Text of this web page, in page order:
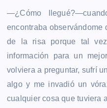
—¿Cómo
encontraba observándome
de la risa porque tal
información para un
volviera a preguntar, sufrí
algo y me invadió un
cualquier cosa que tuviera